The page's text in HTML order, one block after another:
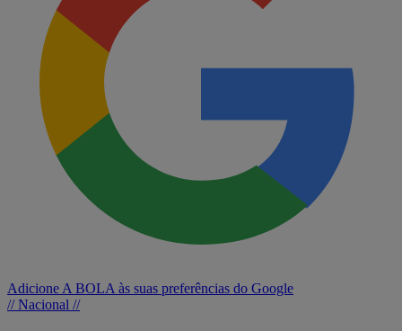
Adicione A BOLA às suas preferências do Google
// Nacional //